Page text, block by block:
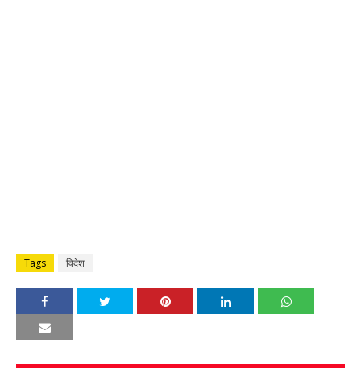
Tags विदेश